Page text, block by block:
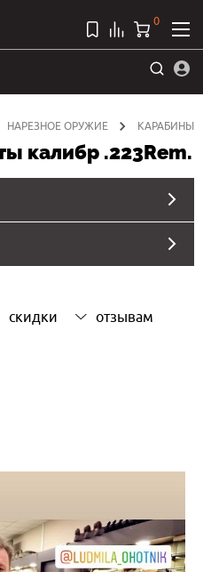
0
НАРЕЗНОЕ ОРУЖИЕ КАРАБИНЫ
калибр .223Rem.
скидки отзывам